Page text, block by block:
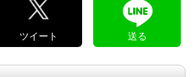
ツイート 送る